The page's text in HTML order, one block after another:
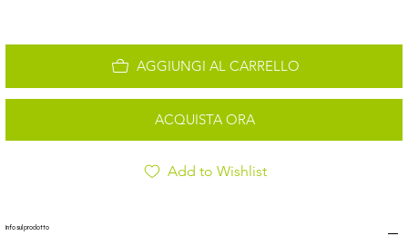
AGGIUNGI AL CARRELLO
ACQUISTA ORA
Add to Wishlist
Info sul prodotto